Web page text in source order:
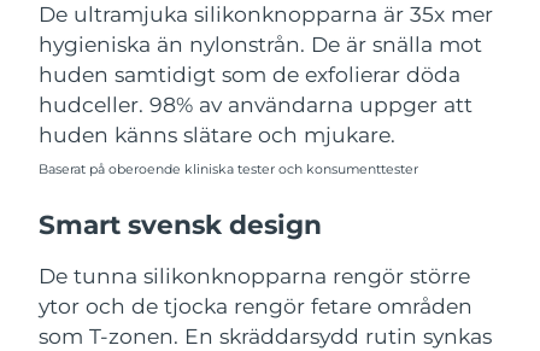
De ultramjuka silikonknopparna är 35x mer
hygieniska än nylonstrån. De är snälla mot
huden samtidigt som de exfolierar döda
hudceller. 98% av användarna uppger att
huden känns slätare och mjukare.
Baserat på oberoende kliniska tester och konsumenttester
Smart svensk design
De tunna silikonknopparna rengör större
ytor och de tjocka rengör fetare områden
som T-zonen. En skräddarsydd rutin synkas
Uzbekistan Förväntad leverans 8/15/26
Vietnam Förväntad leverans 8/16/26